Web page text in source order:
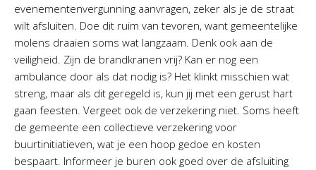
evenementenvergunning aanvragen, zeker als je de straat
wilt afsluiten. Doe dit ruim van tevoren, want gemeentelijke
molens draaien soms wat langzaam. Denk ook aan de
veiligheid. Zijn de brandkranen vrij? Kan er nog een
ambulance door als dat nodig is? Het klinkt misschien wat
streng, maar als dit geregeld is, kun jij met een gerust hart
gaan feesten. Vergeet ook de verzekering niet. Soms heeft
de gemeente een collectieve verzekering voor
buurtinitiatieven, wat je een hoop gedoe en kosten
bespaart. Informeer je buren ook goed over de afsluiting